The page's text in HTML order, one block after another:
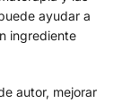
ayudar a
ingrediente
autor, mejorar